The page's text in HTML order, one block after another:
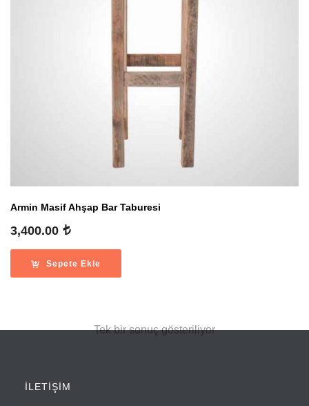
Armin Masif Ahşap Bar Taburesi
3,400.00
Sepete Ekle
Tek bir sonuç gösteriliyor
İLETİŞİM